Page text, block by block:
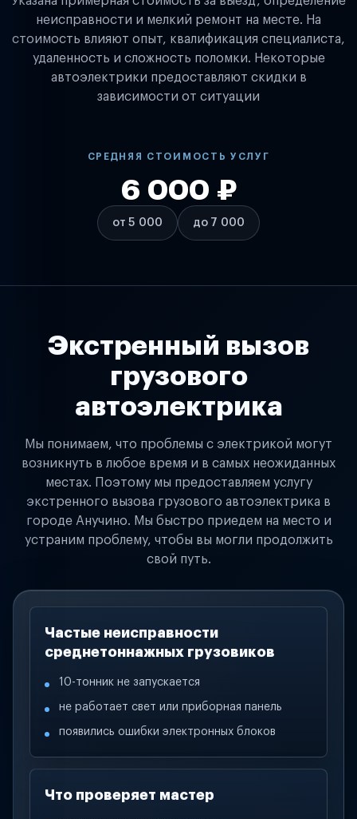
неисправности и мелкий ремонт на месте. На
стоимость влияют опыт, квалификация специалиста,
удаленность и сложность поломки. Некоторые
автоэлектрики предоставляют скидки в
зависимости от ситуации
СРЕДНЯЯ СТОИМОСТЬ УСЛУГ
от 5 000
6 000 ₽
до 7 000
Экстренный вызов
грузового
автоэлектрика
Мы понимаем, что проблемы с электрикой могут
возникнуть в любое время и в самых неожиданных
местах. Поэтому мы предоставляем услугу
экстренного вызова грузового автоэлектрика в
городе Анучино. Мы быстро приедем на место и
устраним проблему, чтобы вы могли продолжить
свой путь.
Частые неисправности
среднетоннажных грузовиков
10-тонник не запускается
не работает свет или приборная панель
появились ошибки электронных блоков
Что проверяет мастер